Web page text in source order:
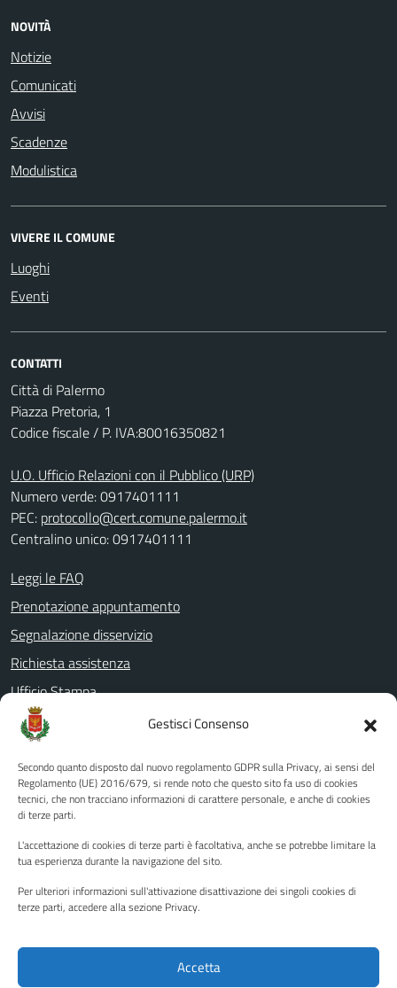
Gestisci Consenso
Secondo quanto disposto dal nuovo regolamento GDPR sulla Privacy, ai sensi del
Regolamento (UE) 2016/679, si rende noto che questo sito fa uso di cookies
tecnici, che non tracciano informazioni di carattere personale, e anche di cookies
di terze parti.
L'accettazione di cookies di terze parti è facoltativa, anche se potrebbe limitare la
tua esperienza durante la navigazione del sito.
Per ulteriori informazioni sull'attivazione disattivazione dei singoli cookies di
terze parti, accedere alla sezione Privacy.
Accetta
NOVITÀ
Notizie
Comunicati
Avvisi
Scadenze
Modulistica
VIVERE IL COMUNE
Luoghi
Eventi
CONTATTI
Città di Palermo
Piazza Pretoria, 1
Codice fiscale / P. IVA:80016350821
U.O. Ufficio Relazioni con il Pubblico (URP)
Numero verde: 0917401111
PEC: protocollo@cert.comune.palermo.it
Centralino unico: 0917401111
Leggi le FAQ
Prenotazione appuntamento
Segnalazione disservizio
Richiesta assistenza
Ufficio Stampa
Amministrazione Trasparente
Albo pretorio
Informativa privacy
Note legali
Piano di miglioramento del sito
Instagram